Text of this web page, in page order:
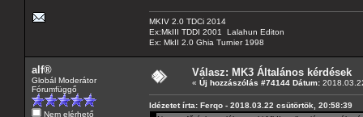
MKIV 2.0 TDCi 2014
Ex:MkIII TDDI 2001 Lalahun Editon
Ex: MkII 2.0 Ghia Turnier 1998
alf®
Globál Moderátor
Fórumfüggő
Nem elérhető
Válasz: MK3 Általános kérdések
« Új hozzászólás #74144 Dátum:
Idézetet írta: Ferqo - 2018.03.22 csütörtök, 20:58:39